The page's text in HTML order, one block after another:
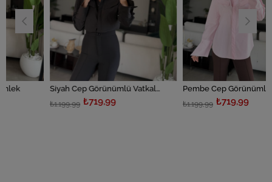
Siyah Cep Görünümlü Vatkalı Gömlek
₺719,99
₺1.199,99
Pembe Cep Görünümlü Vatkalı Gömlek
₺719,99
₺1.199,99